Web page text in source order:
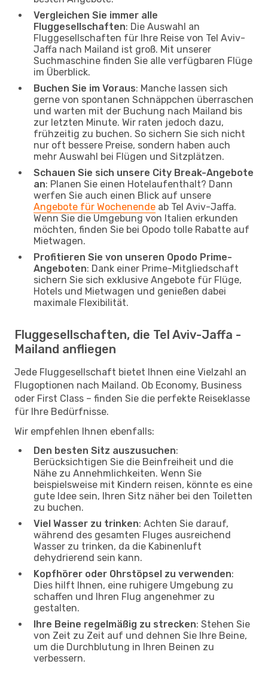
Vergleichen Sie immer alle
Fluggesellschaften: Die Auswahl an
Fluggesellschaften für Ihre Reise von Tel Aviv-
Jaffa nach Mailand ist groß. Mit unserer
Suchmaschine finden Sie alle verfügbaren Flüge
im Überblick.
Buchen Sie im Voraus: Manche lassen sich
gerne von spontanen Schnäppchen überraschen
und warten mit der Buchung nach Mailand bis
zur letzten Minute. Wir raten jedoch dazu,
frühzeitig zu buchen. So sichern Sie sich nicht
nur oft bessere Preise, sondern haben auch
mehr Auswahl bei Flügen und Sitzplätzen.
Schauen Sie sich unsere City Break-Angebote
an: Planen Sie einen Hotelaufenthalt? Dann
werfen Sie auch einen Blick auf unsere
Angebote für Wochenende ab Tel Aviv-Jaffa.
Wenn Sie die Umgebung von Italien erkunden
möchten, finden Sie bei Opodo tolle Rabatte auf
Mietwagen.
Profitieren Sie von unseren Opodo Prime-
Angeboten: Dank einer Prime-Mitgliedschaft
sichern Sie sich exklusive Angebote für Flüge,
Hotels und Mietwagen und genießen dabei
maximale Flexibilität.
Fluggesellschaften, die Tel Aviv-Jaffa -
Mailand anfliegen
Jede Fluggesellschaft bietet Ihnen eine Vielzahl an
Flugoptionen nach Mailand. Ob Economy, Business
oder First Class – finden Sie die perfekte Reiseklasse
für Ihre Bedürfnisse.
Wir empfehlen Ihnen ebenfalls:
Den besten Sitz auszusuchen:
Berücksichtigen Sie die Beinfreiheit und die
Nähe zu Annehmlichkeiten. Wenn Sie
beispielsweise mit Kindern reisen, könnte es eine
gute Idee sein, Ihren Sitz näher bei den Toiletten
zu buchen.
Viel Wasser zu trinken: Achten Sie darauf,
während des gesamten Fluges ausreichend
Wasser zu trinken, da die Kabinenluft
dehydrierend sein kann.
Kopfhörer oder Ohrstöpsel zu verwenden:
Dies hilft Ihnen, eine ruhigere Umgebung zu
schaffen und Ihren Flug angenehmer zu
gestalten.
Ihre Beine regelmäßig zu strecken: Stehen Sie
von Zeit zu Zeit auf und dehnen Sie Ihre Beine,
um die Durchblutung in Ihren Beinen zu
verbessern.